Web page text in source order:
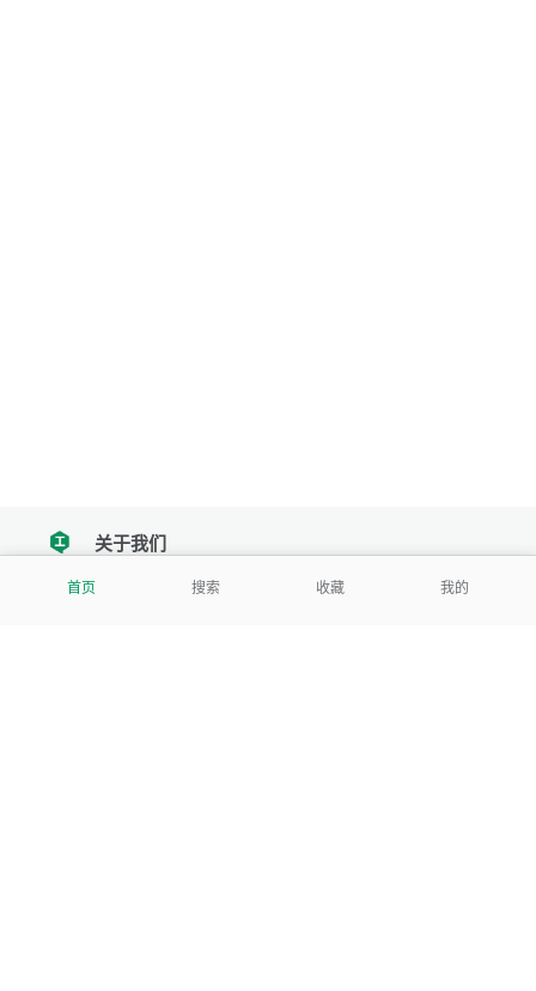
首页 搜索 收藏 我的
tencent关于我们
我们努力把每一个工具做成批量处理的产品